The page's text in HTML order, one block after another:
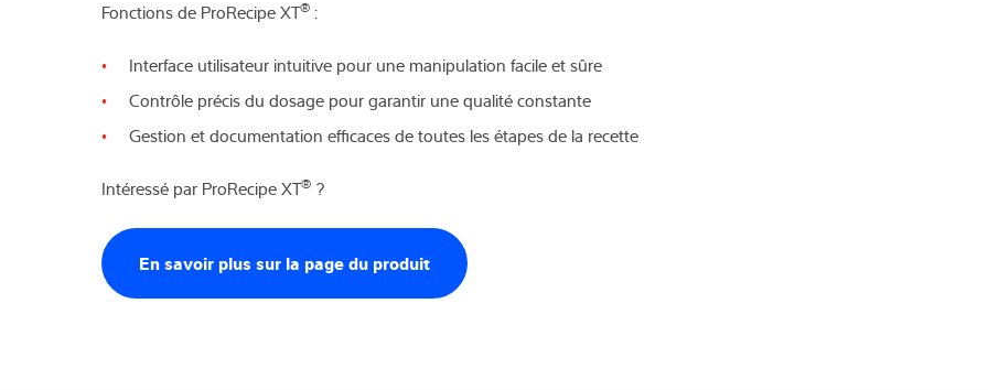
Fonctions de ProRecipe XT® :
Interface utilisateur intuitive pour une manipulation facile et sûre
Contrôle précis du dosage pour garantir une qualité constante
Gestion et documentation efficaces de toutes les étapes de la recette
Intéressé par ProRecipe XT® ?
En savoir plus sur la page du produit